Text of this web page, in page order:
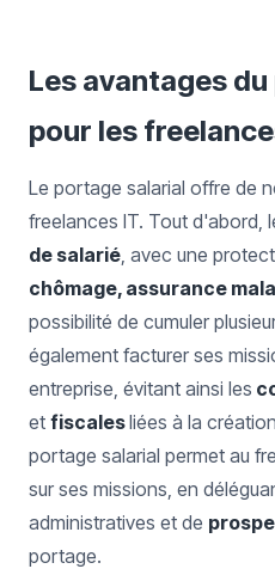
Les avantages
pour les
Le portage salarial offre de
freelances IT. Tout d'abord,
de salarié, avec une
chômage, assurance
possibilité de cumuler
également facturer ses
entreprise, évitant ainsi les
et fiscalesliées à la
portage salarial permet au
sur ses missions, en
administratives et de
portage.